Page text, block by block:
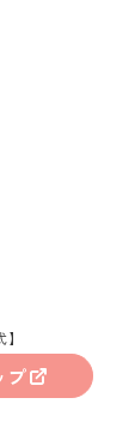
プ